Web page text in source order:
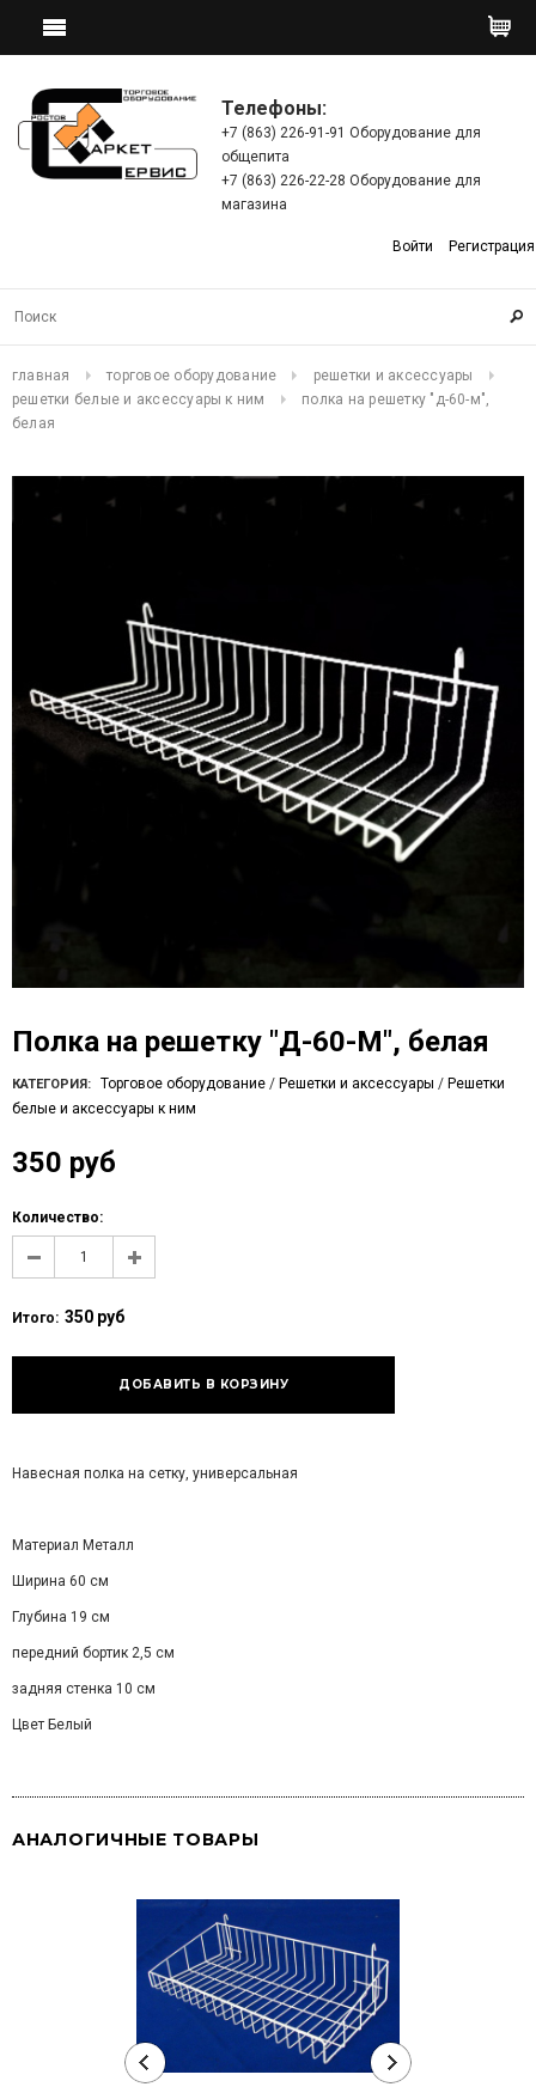
Телефоны:
+7 (863) 226-91-91 Оборудование для
общепита
+7 (863) 226-22-28 Оборудование для
магазина
Войти Регистрация
главная торговое оборудование
решетки и аксессуары
решетки белые и аксессуары к ним
полка на решетку "д-60-м",
белая
Полка на решетку "Д-60-М", белая
КАТЕГОРИЯ: Торговое оборудование / Решетки и аксессуары / Решетки
белые и аксессуары к ним
350 руб
Количество:
Итого: 350 руб
Навесная полка на сетку, универсальная
Материал Металл
Ширина 60 см
Глубина 19 см
передний бортик 2,5 см
задняя стенка 10 см
Цвет Белый
АНАЛОГИЧНЫЕ ТОВАРЫ